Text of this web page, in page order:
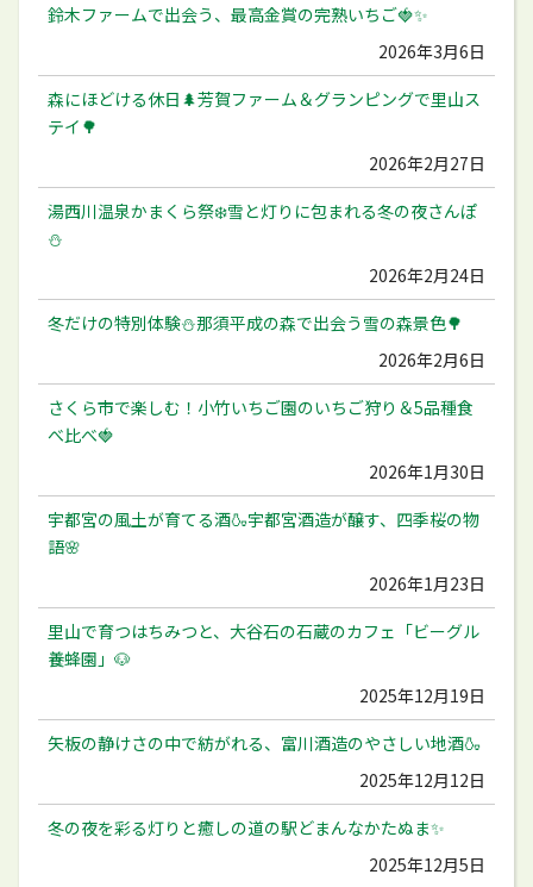
鈴木ファームで出会う、最高金賞の完熟いちご🍓✨
2026年3月6日
森にほどける休日🌲芳賀ファーム＆グランピングで里山ス
テイ🌳
2026年2月27日
湯西川温泉かまくら祭❄️雪と灯りに包まれる冬の夜さんぽ
⛄️
2026年2月24日
冬だけの特別体験⛄️那須平成の森で出会う雪の森景色🌳
2026年2月6日
さくら市で楽しむ！小竹いちご園のいちご狩り＆5品種食
べ比べ🍓
2026年1月30日
宇都宮の風土が育てる酒🍶宇都宮酒造が醸す、四季桜の物
語🌸
2026年1月23日
里山で育つはちみつと、大谷石の石蔵のカフェ「ビーグル
養蜂園」🐶
2025年12月19日
矢板の静けさの中で紡がれる、富川酒造のやさしい地酒🍶
2025年12月12日
冬の夜を彩る灯りと癒しの道の駅どまんなかたぬま✨
2025年12月5日